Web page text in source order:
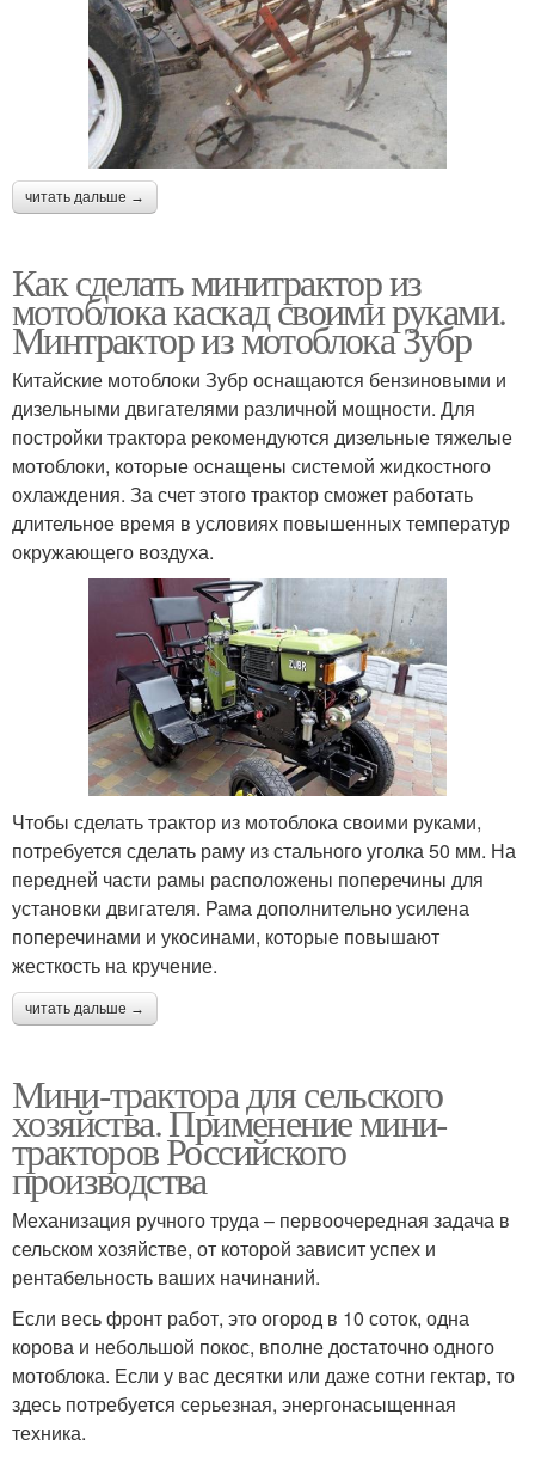
читать дальше →
Как сделать минитрактор из
мотоблока каскад своими руками.
Минтрактор из мотоблока Зубр
Китайские мотоблоки Зубр оснащаются бензиновыми и
дизельными двигателями различной мощности. Для
постройки трактора рекомендуются дизельные тяжелые
мотоблоки, которые оснащены системой жидкостного
охлаждения. За счет этого трактор сможет работать
длительное время в условиях повышенных температур
окружающего воздуха.
Чтобы сделать трактор из мотоблока своими руками,
потребуется сделать раму из стального уголка 50 мм. На
передней части рамы расположены поперечины для
установки двигателя. Рама дополнительно усилена
поперечинами и укосинами, которые повышают
жесткость на кручение.
читать дальше →
Мини-трактора для сельского
хозяйства. Применение мини-
тракторов Российского
производства
Механизация ручного труда – первоочередная задача в
сельском хозяйстве, от которой зависит успех и
рентабельность ваших начинаний.
Если весь фронт работ, это огород в 10 соток, одна
корова и небольшой покос, вполне достаточно одного
мотоблока. Если у вас десятки или даже сотни гектар, то
здесь потребуется серьезная, энергонасыщенная
техника.